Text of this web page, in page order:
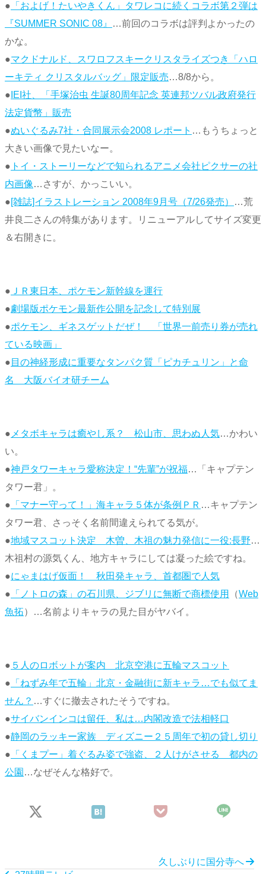
● 「およげ！たいやきくん」タワレコに続くコラボ第２弾は
『SUMMER SONIC 08』
…前回のコラボは評判よかったの
かな。
●マクドナルド、スワロフスキークリスタライズつき「ハロ
ーキティ クリスタルバッグ」限定販売…8/8から。
● IEI社、「手塚治虫 生誕80周年記念 英連邦ツバル政府発行
法定貨幣」販売
●ぬいぐるみ7社・合同展示会2008 レポート …もうちょっと
大きい画像で見たいなー。
● トイ・ストーリーなどで知られるアニメ会社ピクサーの社
内画像…さすが、かっこいい。
●[雑誌]イラストレーション 2008年9月号（7/26発売）
…荒
井良二さんの特集があります。リニューアルしてサイズ変更
＆右開きに。
● ＪＲ東日本、ポケモン新幹線を運行
●劇場版ポケモン最新作公開を記念して特別展
●ポケモン、ギネスゲットだぜ！ 「世界一前売り券が売れ
ている映画」
● 目の神経形成に重要なタンパク質「ピカチュリン」と命
名 大阪バイオ研チーム
● メタボキャラは癒やし系？ 松山市、思わぬ人気…かわい
い。
●神戸タワーキャラ愛称決定！“先輩”が祝福…「キャプテン
タワー君」。
● 「マナー守って！」海キャラ５体が条例ＰＲ …キャプテン
タワー君、さっそく名前間違えられてる気が。
●地域マスコット決定 木曽、木祖の魅力発信に一役:長野…
木祖村の源気くん、地方キャラにしては凝った絵ですね。
●にゃまはげ仮面！ 秋田発キャラ、首都圏で人気
● 「ノトロの森」の石川県、ジブリに無断で商標使用 （Web
魚拓）…名前よりキャラの見た目がヤバイ。
● ５人のロボットが案内 北京空港に五輪マスコット
● 「ねずみ年で五輪」北京・金融街に新キャラ…でも似てま
せん？ …すぐに撤去されたそうですね。
●サイバンインコは留任、私は…内閣改造で法相軽口
●静岡のラッキー家族 ディズニー２５周年で初の貸し切り
● 「くまプー」着ぐるみ姿で強盗、２人けがさせる 都内の
公園 …なぜそんな格好で。
久しぶりに国分寺へ